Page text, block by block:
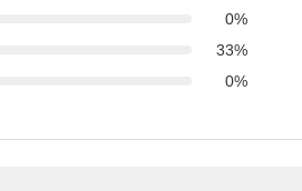
0%
33%
0%